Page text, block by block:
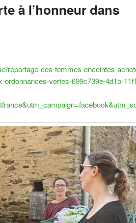
à l’honneur dans
reportage-ces-femmes-enceintes-
vertes-699c739e-4d1b-